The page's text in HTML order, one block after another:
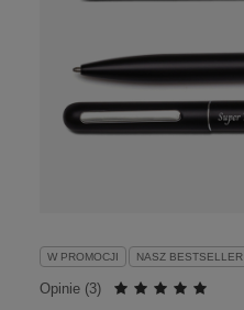
W PROMOCJI NASZ BESTSELLER
Opinie (3)